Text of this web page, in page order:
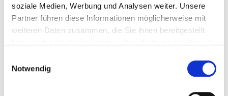
soziale Medien, Werbung und Analysen weiter. Unsere
Partner führen diese Informationen möglicherweise mit
weiteren Daten zusammen, die Sie ihnen bereitgestellt
Notwendig
Eine gemein­same Team­klau­sur – idea­ler­weise fernab
des Allt­a­g­rau­schens – bietet eine gute Gele­gen­heit für
Zusam­men­ar­beit. Im Mittel­punkt unse­rer Team­klau­su­
ren steht der Austausch im Team zu Fragen wie: